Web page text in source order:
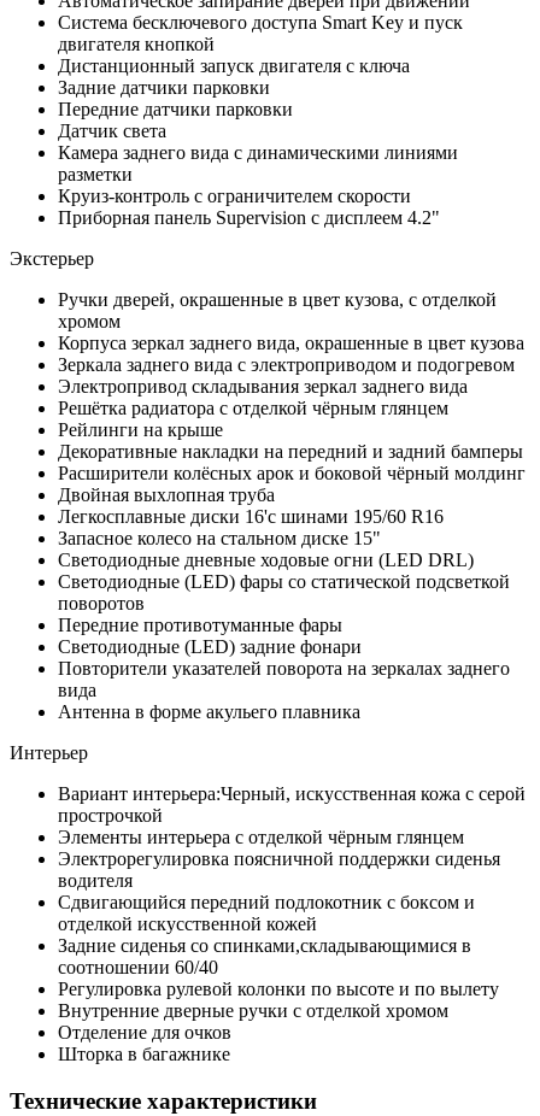
Система бесключевого доступа Smart Key и пуск
двигателя кнопкой
Дистанционный запуск двигателя с ключа
Задние датчики парковки
Передние датчики парковки
Датчик света
Камера заднего вида с динамическими линиями
разметки
Круиз-контроль с ограничителем скорости
Приборная панель Supervision с дисплеем 4.2"
Экстерьер
Ручки дверей, окрашенные в цвет кузова, с отделкой
хромом
Корпуса зеркал заднего вида, окрашенные в цвет кузова
Зеркала заднего вида с электроприводом и подогревом
Электропривод складывания зеркал заднего вида
Решётка радиатора с отделкой чёрным глянцем
Рейлинги на крыше
Декоративные накладки на передний и задний бамперы
Расширители колёсных арок и боковой чёрный молдинг
Двойная выхлопная труба
Легкосплавные диски 16'с шинами 195/60 R16
Запасное колесо на стальном диске 15"
Светодиодные дневные ходовые огни (LED DRL)
Светодиодные (LED) фары со статической подсветкой
поворотов
Передние противотуманные фары
Светодиодные (LED) задние фонари
Повторители указателей поворота на зеркалах заднего
вида
Антенна в форме акульего плавника
Интерьер
Вариант интерьера:Черный, искусственная кожа с серой
прострочкой
Элементы интерьера с отделкой чёрным глянцем
Электрорегулировка поясничной поддержки сиденья
водителя
Сдвигающийся передний подлокотник c боксом и
отделкой искусственной кожей
Задние сиденья со спинками,складывающимися в
соотношении 60/40
Регулировка рулевой колонки по высоте и по вылету
Внутренние дверные ручки с отделкой хромом
Отделение для очков
Шторка в багажнике
Технические характеристики